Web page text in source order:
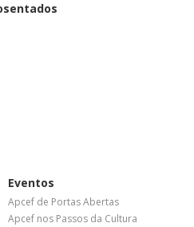
Eventos
Apcef de Portas Abertas
Apcef nos Passos da Cultura